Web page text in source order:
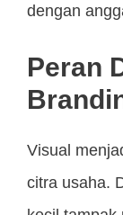
dengan
Peran
Visual
citra usaha.